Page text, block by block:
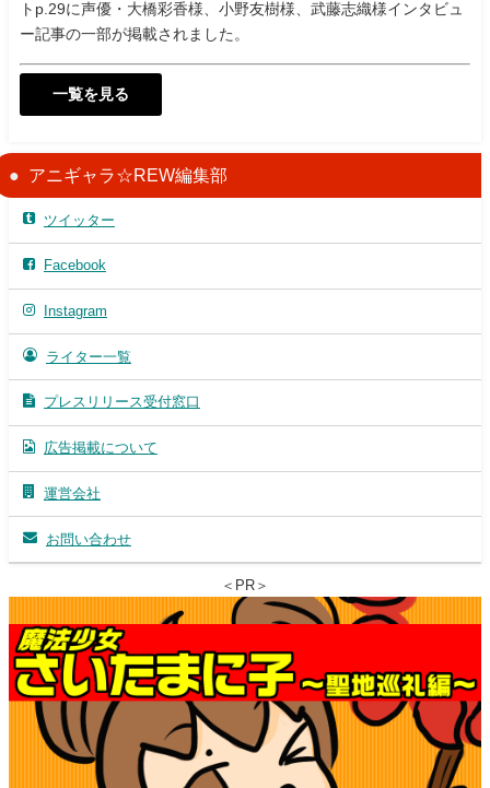
トp.29に声優・大橋彩香様、小野友樹様、武藤志織様インタビュ
ー記事の一部が掲載されました。
一覧を見る
アニギャラ☆REW編集部
ツイッター
Facebook
Instagram
ライター一覧
プレスリリース受付窓口
広告掲載について
運営会社
お問い合わせ
＜PR＞